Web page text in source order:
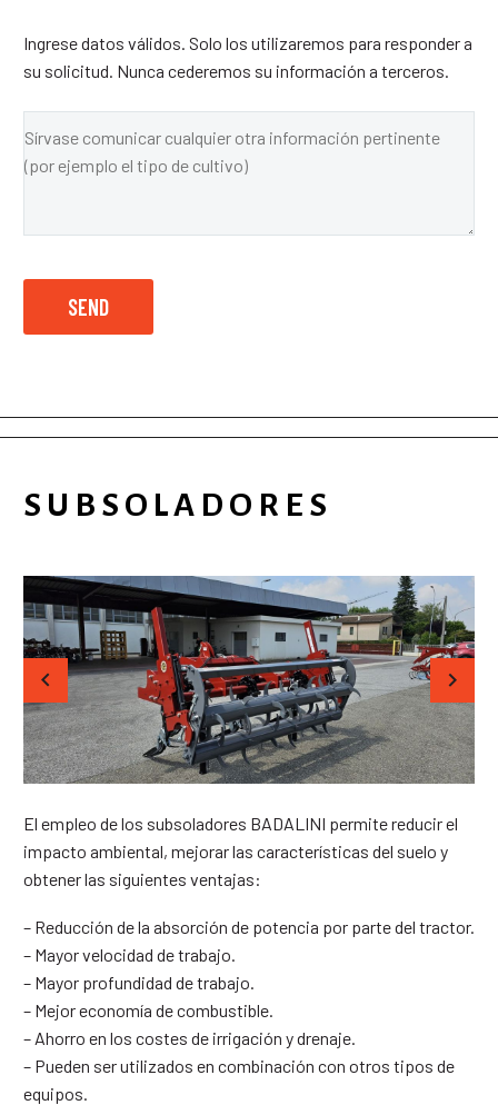
Ingrese datos válidos. Solo los utilizaremos para responder a
su solicitud. Nunca cederemos su información a terceros.
SUBSOLADORES
El empleo de los subsoladores BADALINI permite reducir el
impacto ambiental, mejorar las características del suelo y
obtener las siguientes ventajas:
– Reducción de la absorción de potencia por parte del tractor.
– Mayor velocidad de trabajo.
– Mayor profundidad de trabajo.
– Mejor economía de combustible.
– Ahorro en los costes de irrigación y drenaje.
– Pueden ser utilizados en combinación con otros tipos de
equipos.